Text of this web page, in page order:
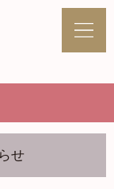
せ